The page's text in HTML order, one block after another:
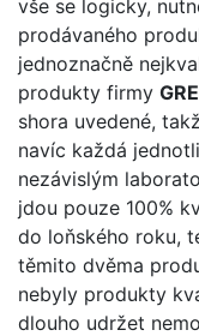
vše se logicky,
prodávaného
jednoznačně
produkty firmy
shora uvedené,
navíc každá
nezávislým
jdou pouze 100%
do loňského roku,
těmito dvěma
nebyly produkty
dlouho udržet